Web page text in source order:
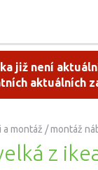
již není
aktuálních
montáž / montáž
z